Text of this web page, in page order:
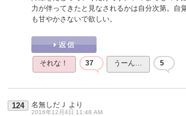
力が伴ってきたと見なされるかは自分次第。自
も甘やかさないで欲しい。
それな！ 37 うーん… 5
124 名無しだＪ より
2016年12月4日 11:48 AM